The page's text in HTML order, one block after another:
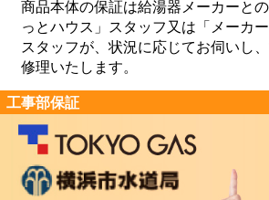
商品本体の保証は給湯器メーカーと
っとハウス」スタッフ又は「メーカ
スタッフが、状況に応じてお伺いし
修理いたします。
工事部保証